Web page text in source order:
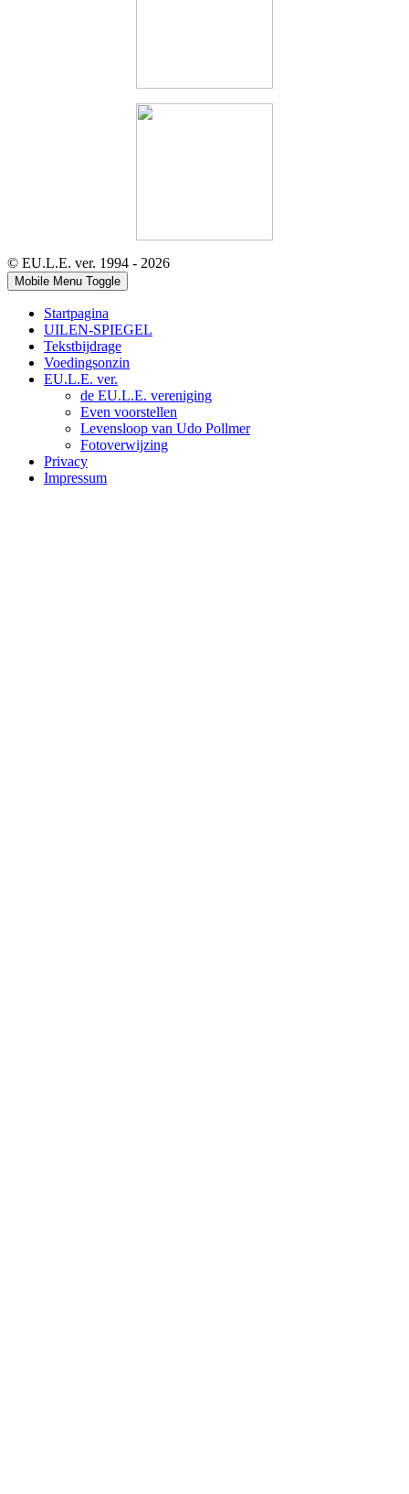
© EU.L.E. ver. 1994 - 2026
Mobile Menu Toggle
Startpagina
UILEN-SPIEGEL
Tekstbijdrage
Voedingsonzin
EU.L.E. ver.
de EU.L.E. vereniging
Even voorstellen
Levensloop van Udo Pollmer
Fotoverwijzing
Privacy
Impressum